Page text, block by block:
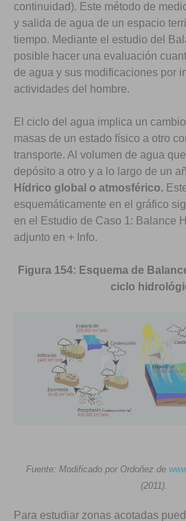
continuidad). Este método de
y salida de agua de un espacio
tiempo. Mediante el estudio del
posible hacer una evaluación
de agua y sus modificaciones por
actividades del hombre.
El ciclo del agua implica un
masas de un estado físico a otro
transporte. Al volumen de agua
depósito a otro y a lo largo de un
Hídrico global o atmosférico.
esquemáticamente en el gráfico
en el Estudio de Caso 1: Balance
adjunto en + Info.
Figura 154: Esquema de
ciclo
Fuente: Modificado por Ordoñez de
(2011).
Para estudiar zonas acotadas